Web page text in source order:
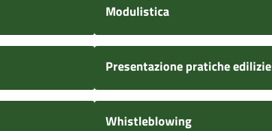
Modulistica
Presentazione pratiche edilizie
Whistleblowing